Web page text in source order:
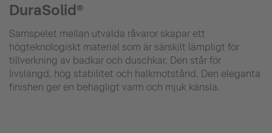
DuraSolid®
Samspelet mellan utvalda råvaror skapar ett
högteknologiskt material som är särskilt lämpligt för
tillverkning av badkar och duschkar. Den står för
livslängd, hög stabilitet och halkmotstånd. Den eleganta
finishen ger en behagligt varm och mjuk känsla.